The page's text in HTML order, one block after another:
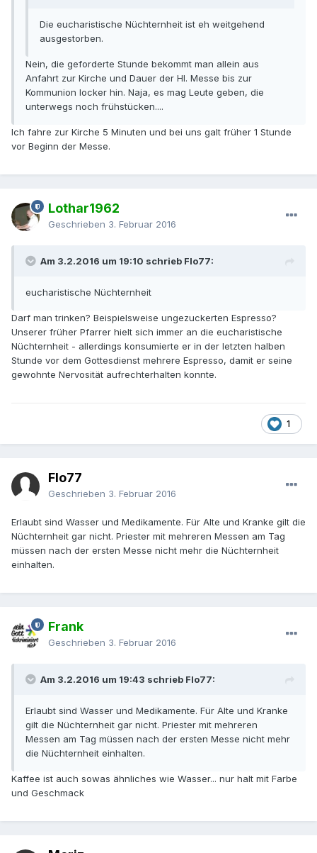
Die eucharistische Nüchternheit ist eh weitgehend
ausgestorben.
Nein, die geforderte Stunde bekommt man allein aus
Anfahrt zur Kirche und Dauer der Hl. Messe bis zur
Kommunion locker hin. Naja, es mag Leute geben, die
unterwegs noch frühstücken....
Ich fahre zur Kirche 5 Minuten und bei uns galt früher 1 Stunde
vor Beginn der Messe.
Lothar1962
Geschrieben 3. Februar 2016
Am 3.2.2016 um 19:10 schrieb Flo77:
eucharistische Nüchternheit
Darf man trinken? Beispielsweise ungezuckerten Espresso?
Unserer früher Pfarrer hielt sich immer an die eucharistische
Nüchternheit - allerdings konsumierte er in der letzten halben
Stunde vor dem Gottesdienst mehrere Espresso, damit er seine
gewohnte Nervosität aufrechterhalten konnte.
1
Flo77
Geschrieben 3. Februar 2016
Erlaubt sind Wasser und Medikamente. Für Alte und Kranke gilt die
Nüchternheit gar nicht. Priester mit mehreren Messen am Tag
müssen nach der ersten Messe nicht mehr die Nüchternheit
einhalten.
Frank
Geschrieben 3. Februar 2016
Am 3.2.2016 um 19:43 schrieb Flo77:
Erlaubt sind Wasser und Medikamente. Für Alte und Kranke
gilt die Nüchternheit gar nicht. Priester mit mehreren
Messen am Tag müssen nach der ersten Messe nicht mehr
die Nüchternheit einhalten.
Kaffee ist auch sowas ähnliches wie Wasser... nur halt mit Farbe
und Geschmack